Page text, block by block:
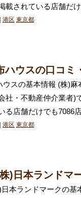
載されている店舗だ
港区 東京都
ハウスの口コミ
ウスの基本情報 (株)
社・不動産仲介業者)
る店舗だけでも7086
港区 東京都
)日本ランドマ
本ランドマークの